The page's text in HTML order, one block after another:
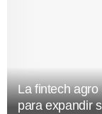
La fintech
para expandir